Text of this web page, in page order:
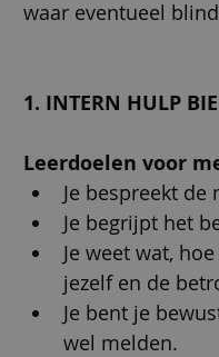
waar eventueel
1. INTERN HULP
Leerdoelen voor
Je bespreekt de
Je begrijpt het
Je weet wat,
jezelf en de
Je bent je
wel melden.